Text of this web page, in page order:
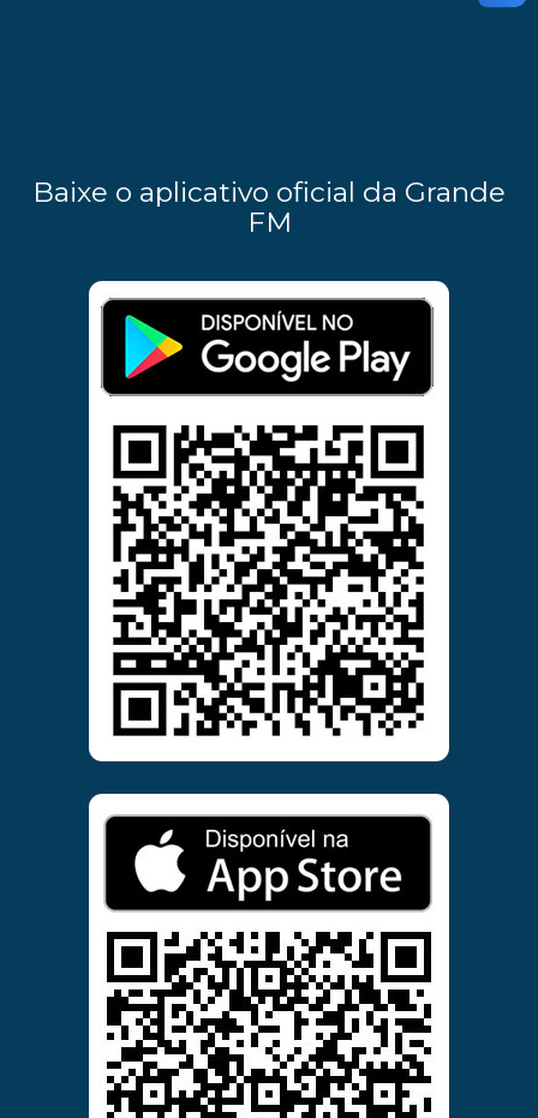
Baixe o aplicativo oficial da Grande
FM